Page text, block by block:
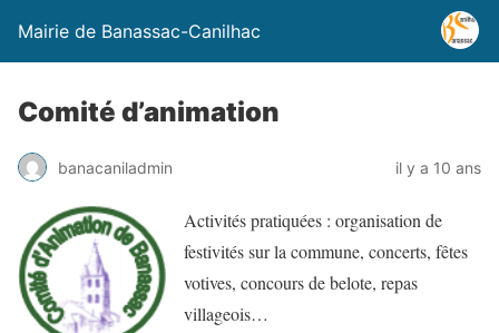
Mairie de Banassac-Canilhac
Comité d’animation
banacaniladmin il y a 10 ans
Activités pratiquées : organisation de
festivités sur la commune, concerts, fêtes
votives, concours de belote, repas
villageois…